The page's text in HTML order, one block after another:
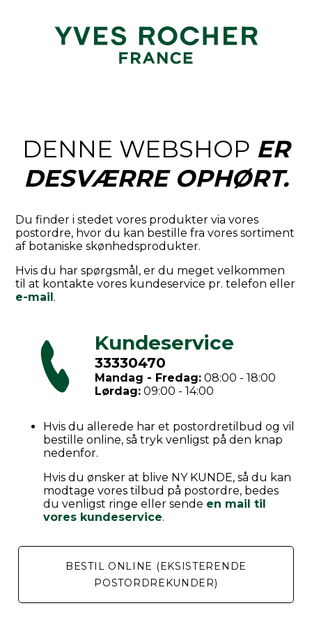
DENNE WEBSHOP ER
DESVÆRRE OPHØRT.
Du finder i stedet vores produkter via vores
postordre, hvor du kan bestille fra vores sortiment
af botaniske skønhedsprodukter.
Hvis du har spørgsmål, er du meget velkommen
til at kontakte vores kundeservice pr. telefon eller
e-mail.
Kundeservice
33330470
Mandag - Fredag:08:00 - 18:00
Lørdag:09:00 - 14:00
Hvis du allerede har et postordretilbud og vil
bestille online, så tryk venligst på den knap
nedenfor.
Hvis du ønsker at blive NY KUNDE, så du kan
modtage vores tilbud på postordre, bedes
du venligst ringe eller sende en mail til
vores kundeservice.
BESTIL ONLINE (EKSISTERENDE
POSTORDREKUNDER)